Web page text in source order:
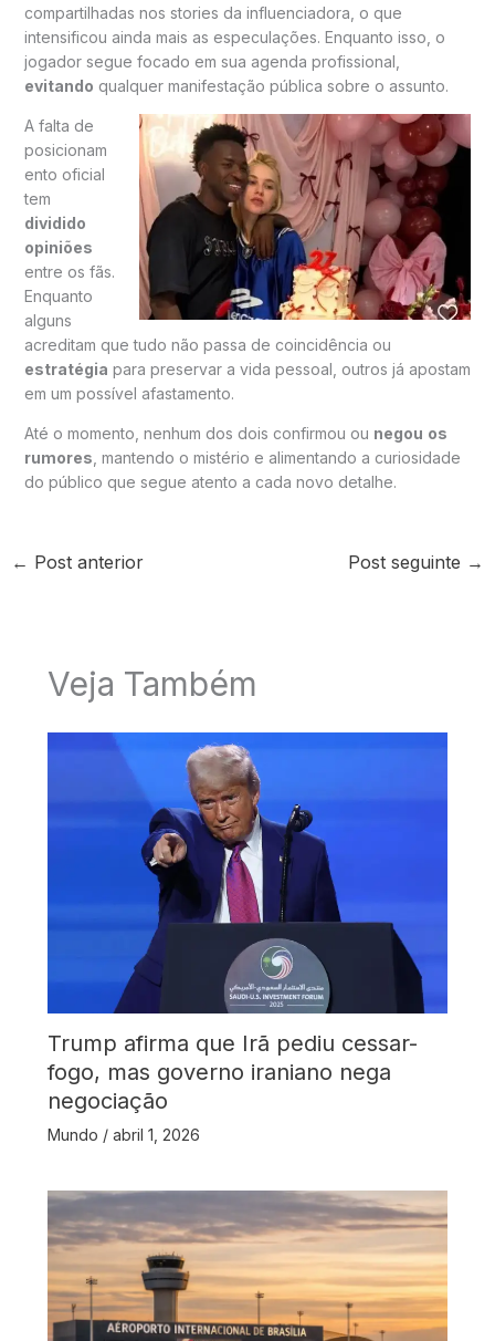
compartilhadas nos stories da influenciadora, o que
intensificou ainda mais as especulações. Enquanto isso, o
jogador segue focado em sua agenda profissional,
evitando qualquer manifestação pública sobre o assunto.
A falta de
posicionam
ento oficial
tem
dividido
opiniões
entre os fãs.
Enquanto
alguns
acreditam que tudo não passa de coincidência ou
estratégia para preservar a vida pessoal, outros já apostam
em um possível afastamento.
Até o momento, nenhum dos dois confirmou ou negou os
rumores , mantendo o mistério e alimentando a curiosidade
do público que segue atento a cada novo detalhe.
← Post anterior Post seguinte →
Veja Também
Trump afirma que Irã pediu cessar-
fogo, mas governo iraniano nega
negociação
Mundo / abril 1, 2026